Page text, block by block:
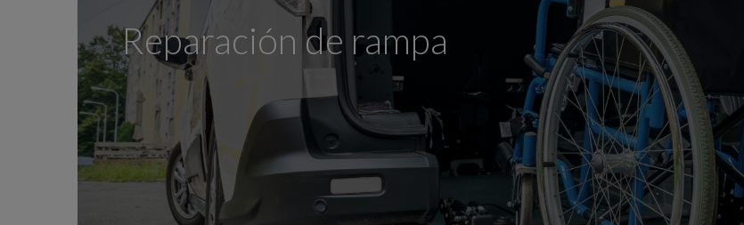
Reparación de rampa